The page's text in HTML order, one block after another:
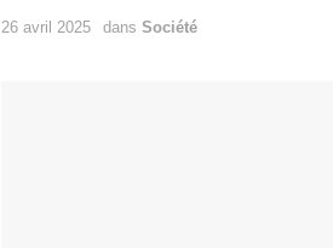
26 avril 2025 dans Société